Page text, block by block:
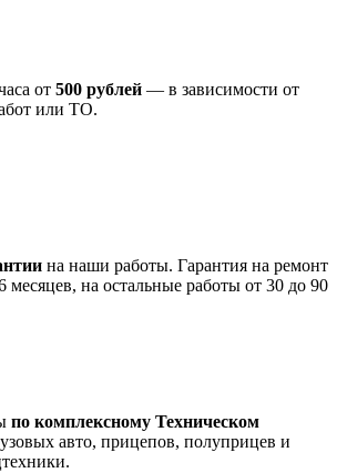
от 500 рублей — в зависимости от
или ТО.
на наши работы. Гарантия на ремонт
месяцев, на остальные работы от 30 до 90
по комплексному Техническом
авто, прицепов, полуприцев и